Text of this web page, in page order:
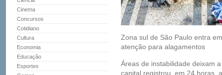
Cinema
Concursos
Cotidiano
Cultura
Economia
Educação
Esportes
Zona sul de São Paulo entra
atenção para alagamentos
Áreas de instabilidade deixam
capital registrou, em 24 horas,